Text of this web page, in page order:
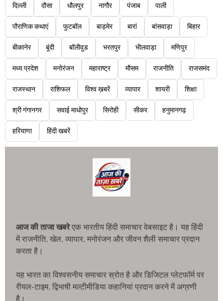
दिल्ली दौसा धौलपुर नागौर पंजाब पाली
पौराणिक कथाएं फुटबॉल बाड़मेर बारां बांसवाड़ा बिहार
बीकानेर बूंदी बॉलीवुड भरतपुर भीलवाड़ा मणिपुर
मध्य प्रदेश मनोरंजन महाराष्ट्र मौसम राजनीति राजसमंद
राजस्थान राशिफल विश्व ख़बरें व्यापार शायरी शिक्षा
श्री गंगानगर सवाई माधोपुर सिरोही सीकर हनुमानगढ़
हरियाणा हिंदी खबरें
आज की ताजा खबरेएक भारतीय हिंदी समाचार वेबसाइट है। यह हिंदी
में राजनीति, खेल, व्यापार, मनोरंजन और जीवन शैली समाचार प्रदान
करता है।
यह भारत का विश्वसनीय समाचार स्रोत है और डिजिटल प्लेटफॉर्म पर
रीयल-टाइम, द्विभाषी मल्टीमीडिया कहानियां प्रदान करने में अग्रणी
है।